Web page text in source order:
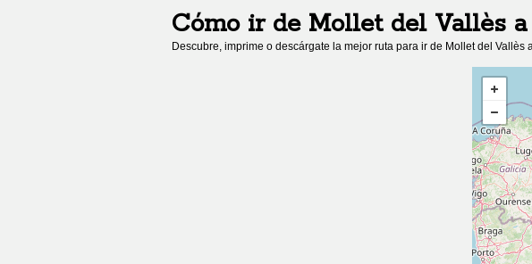
Cómo ir de Mollet del Vallès a
Descubre, imprime o descárgate la mejor ruta para ir de Mollet del Vallès